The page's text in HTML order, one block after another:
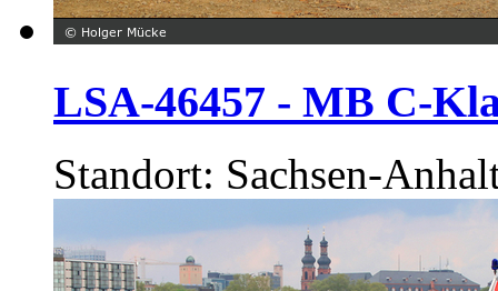
LSA-46457 - MB C-
Standort: Sachsen-